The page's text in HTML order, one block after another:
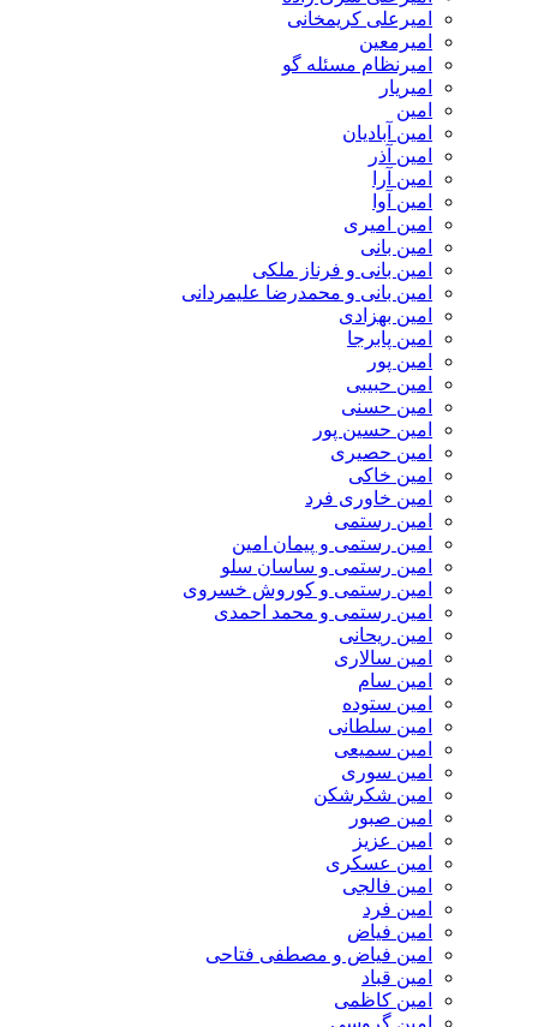
امیرعلی کریمخانی
امیرمعین
امیرنظام مسئله گو
امیریار
امین
امین آبادیان
امین آذر
امین آرا
امین آوا
امین امیری
امین بانی
امین بانی و فرناز ملکی
امین بانی و محمدرضا علیمردانی
امین بهزادی
امین پابرجا
امین پور
امین حبیبی
امین حسنی
امین حسین پور
امین حصیری
امین خاکی
امین خاوری فرد
امین رستمی
امین رستمی و پیمان امین
امین رستمی و ساسان سلو
امین رستمی و کوروش خسروی
امین رستمی و محمد احمدی
امین ریحانی
امین سالاری
امین سام
امین ستوده
امین سلطانی
امین سمیعی
امین سوری
امین شکرشکن
امین صبور
امین عزیز
امین عسکری
امین فالجی
امین فرد
امین فیاض
امین فیاض و مصطفی فتاحی
امین قباد
امین کاظمی